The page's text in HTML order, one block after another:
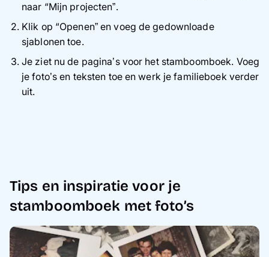
naar “Mijn projecten”.
Klik op “Openen” en voeg de gedownloade
sjablonen toe.
Je ziet nu de pagina’s voor het stamboomboek. Voeg
je foto’s en teksten toe en werk je familieboek verder
uit.
Tips en inspiratie voor je
stamboomboek met foto’s